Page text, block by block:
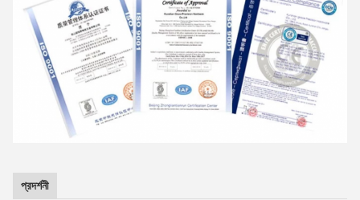
প্রদর্শনী